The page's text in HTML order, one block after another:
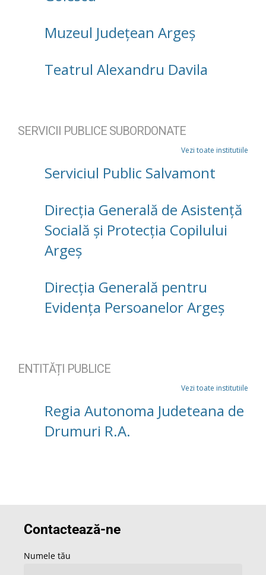
Muzeul Județean Argeș
Teatrul Alexandru Davila
SERVICII PUBLICE SUBORDONATE
Vezi toate institutiile
Serviciul Public Salvamont
Direcţia Generală de Asistenţă
Socială şi Protecţia Copilului
Argeş
Direcția Generală pentru
Evidența Persoanelor Argeș
ENTITĂȚI PUBLICE
Vezi toate institutiile
Regia Autonoma Judeteana de
Drumuri R.A.